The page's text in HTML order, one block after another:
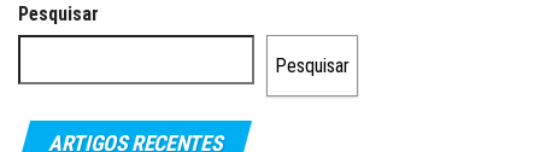
Pesquisar
Pesquisar
ARTIGOS RECENTES